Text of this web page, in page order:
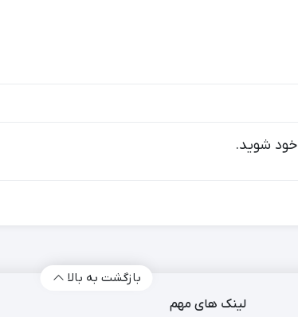
خود شوید.
بازگشت به بالا
لینک های مهم